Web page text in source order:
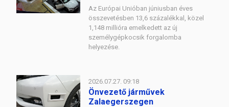
Az Európai Unióban júniusban éves
összevetésben 13,6 százalékkal, közel
1,148 millióra emelkedett az új
személygépkocsik forgalomba
helyezése.
2026.07.27. 09:18
Önvezető járművek
Zalaegerszegen